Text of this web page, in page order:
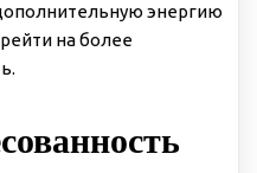
энергию
на более